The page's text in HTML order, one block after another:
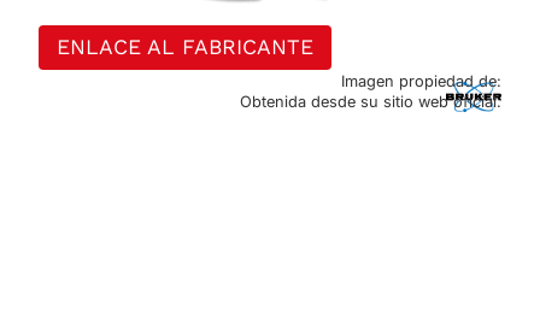
ENLACE AL FABRICANTE
Imagen propiedad de:
Obtenida desde su sitio web oficial.